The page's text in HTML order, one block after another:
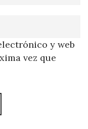
y web
vez que